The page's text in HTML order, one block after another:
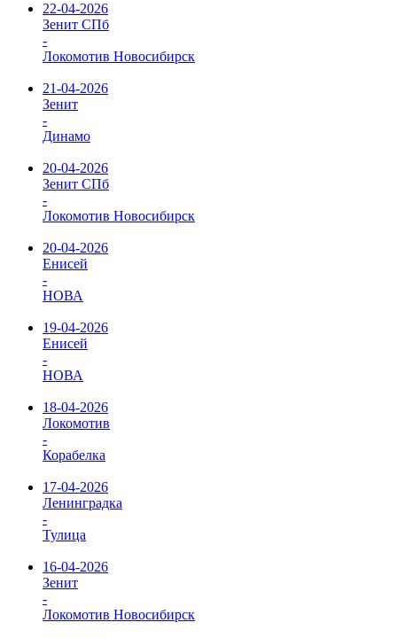
22-04-2026
Зенит СПб
-
Локомотив Новосибирск
21-04-2026
Зенит
-
Динамо
20-04-2026
Зенит СПб
-
Локомотив Новосибирск
20-04-2026
Енисей
-
НОВА
19-04-2026
Енисей
-
НОВА
18-04-2026
Локомотив
-
Корабелка
17-04-2026
Ленинградка
-
Тулица
16-04-2026
Зенит
-
Локомотив Новосибирск